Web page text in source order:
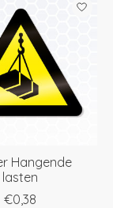
Hangende
lasten
€0,38